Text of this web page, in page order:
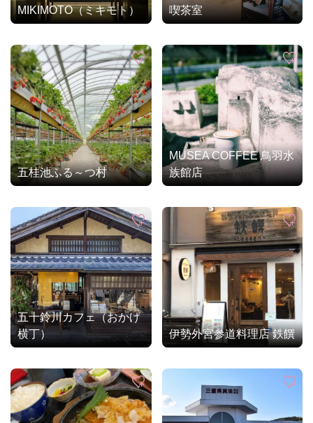
MIKIMOTO（ミキモト）
喫茶室
五桂池ふる～つ村
MUSEA COFFEE 鳥羽水
族館店
五十鈴川カフェ（おかげ
横丁）
伊勢外宮参道料理店 鉄饌